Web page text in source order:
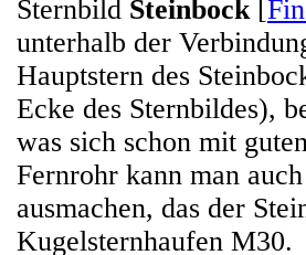
Sternbild Steinbock[
unterhalb der
Hauptstern des
Ecke des Sternbildes),
was sich schon mit
Fernrohr kann man
ausmachen, das der
Kugelsternhaufen M30.